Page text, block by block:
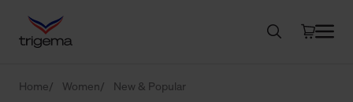
Home Women New & Popular